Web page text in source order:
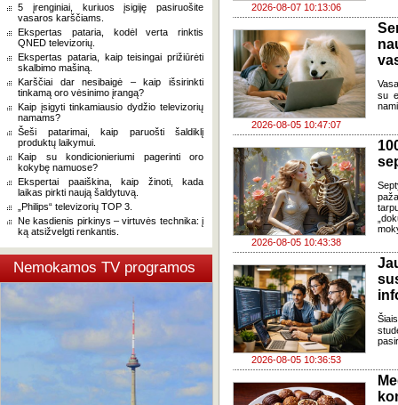
5 įrenginiai, kuriuos įsigiję pasiruošite
vasaros karščiams.
Ekspertas pataria, kodėl verta rinktis
QNED televizorių.
Ekspertas pataria, kaip teisingai prižiūrėti
skalbimo mašiną.
Karščiai dar nesibaigė – kaip išsirinkti
tinkamą oro vėsinimo įrangą?
Kaip įsigyti tinkamiausio dydžio televizorių
namams?
Šeši patarimai, kaip paruošti šaldiklį
produktų laikymui.
Kaip su kondicionieriumi pagerinti oro
kokybę namuose?
Ekspertai paaiškina, kaip žinoti, kada
laikas pirkti naują šaldytuvą.
„Philips“ televizorių TOP 3.
Ne kasdienis pirkinys – virtuvės technika: į
ką atsižvelgti renkantis.
Nemokamos TV programos
2026-08-07 10:13:06
2026-08-05 10:47:07
su
2026-08-05 10:43:38
2026-08-05 10:36:53